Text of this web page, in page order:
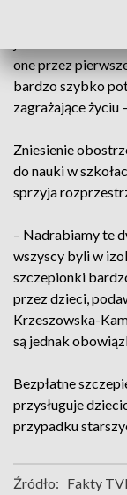
one przez
bardzo szybko
zagrażające życiu
Zniesienie
do nauki w
sprzyja
– Nadrabiamy te
wszyscy byli w
szczepionki
przez dzieci,
Krzeszowska-
są jednak
Bezpłatne
przysługuje
przypadku
Źródło: Fakty